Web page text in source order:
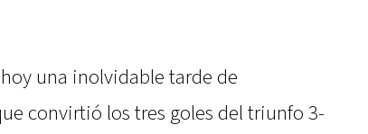
una inolvidable tarde de
convirtió los tres goles del triunfo 3-